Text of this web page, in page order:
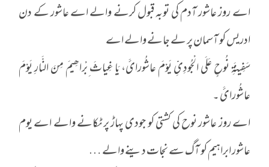
اے روز عاشور آدم کی توبہ قبول کرنے والے اے عاشور کے دن
ادریس کو آسمان پر لے جانے والے اے
سَفِینَةِ نُوحٍ عَلَی الْجُودِیِّ یَوْمَ عاشُورائَ، یَا غِیاثَ ِبْراھِیمَ مِنَ النَّارِ یَوْمَ
عاشُورائَ ۔
اے روز عاشور نوح کی کشتی کو جودی پہاڑ پر ٹکانے والے اے یوم
عاشور ابراہیم کو آگ سے نجات دینے والے …